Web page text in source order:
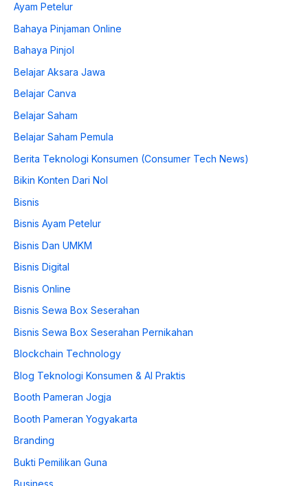
Ayam Petelur
Bahaya Pinjaman Online
Bahaya Pinjol
Belajar Aksara Jawa
Belajar Canva
Belajar Saham
Belajar Saham Pemula
Berita Teknologi Konsumen (Consumer Tech News)
Bikin Konten Dari Nol
Bisnis
Bisnis Ayam Petelur
Bisnis Dan UMKM
Bisnis Digital
Bisnis Online
Bisnis Sewa Box Seserahan
Bisnis Sewa Box Seserahan Pernikahan
Blockchain Technology
Blog Teknologi Konsumen & AI Praktis
Booth Pameran Jogja
Booth Pameran Yogyakarta
Branding
Bukti Pemilikan Guna